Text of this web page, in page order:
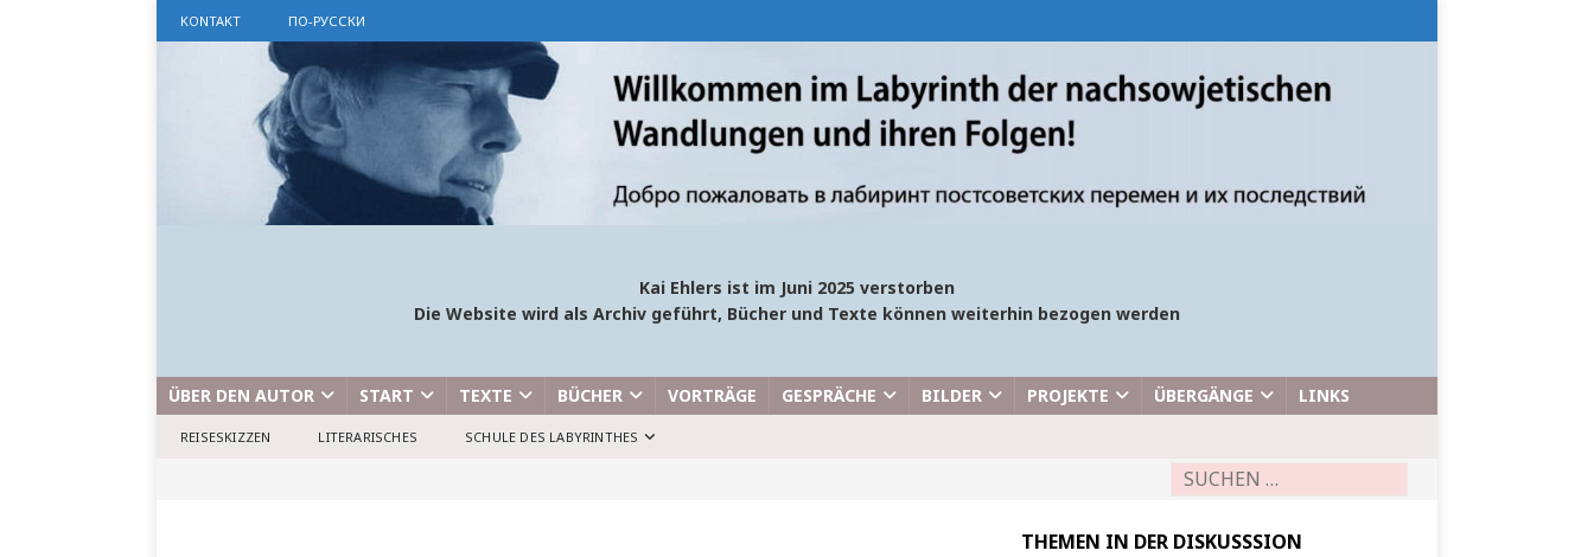
KONTAKT ПО-РУССКИ
Kai Ehlers ist im Juni 2025 verstorben
Die Website wird als Archiv geführt, Bücher und Texte können weiterhin bezogen werden
ÜBER DEN AUTOR START TEXTE BÜCHER VORTRÄGE GESPRÄCHE BILDER PROJEKTE ÜBERGÄNGE LINKS
REISESKIZZEN LITERARISCHES SCHULE DES LABYRINTHES
THEMEN IN DER DISKUSSSION